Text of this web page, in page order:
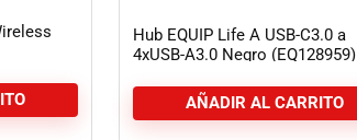
Hub EQUIP Life A USB-C3.0 a
4xUSB-A3.0 Negro (EQ128959)
AÑADIR AL CARRITO